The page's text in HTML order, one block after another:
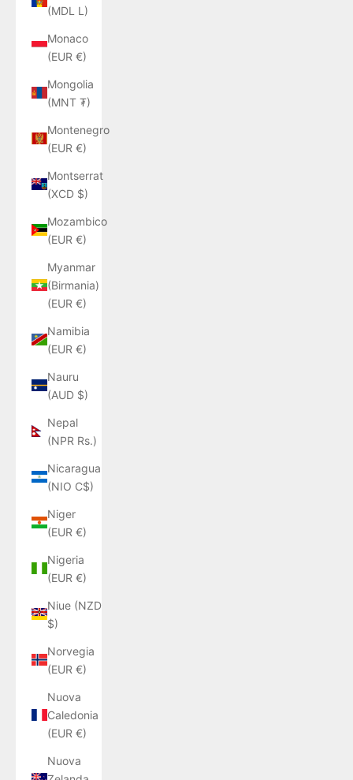
(MDL L)
Monaco
(EUR €)
Mongolia
(MNT ₮)
Montenegro
(EUR €)
Montserrat
(XCD $)
Mozambico
(EUR €)
Myanmar
(Birmania)
(EUR €)
Namibia
(EUR €)
Nauru
(AUD $)
Nepal
(NPR Rs.)
Nicaragua
(NIO C$)
Niger
(EUR €)
Nigeria
(EUR €)
Niue (NZD
$)
Norvegia
(EUR €)
Nuova
Caledonia
(EUR €)
Nuova